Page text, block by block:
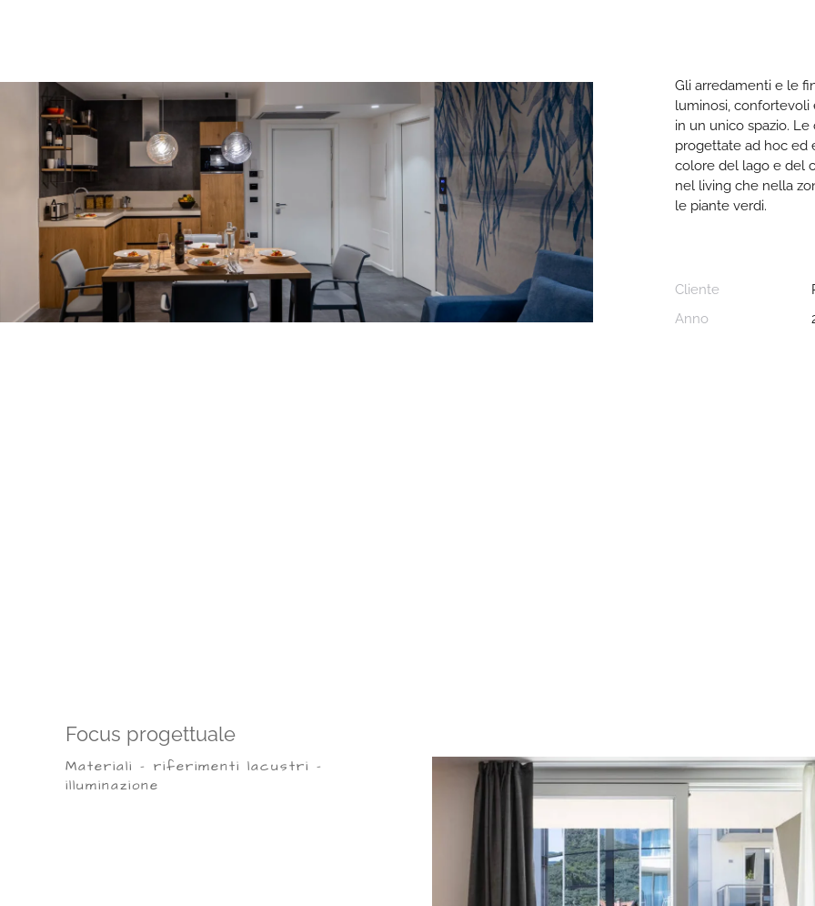
Gli arredamenti e le
luminosi, confortevoli
in un unico spazio.
progettate ad hoc ed
colore del lago e del
nel living che nella
le piante verdi.
Cliente
Anno
Focus progettuale
Materiali - riferimenti lacustri -
illuminazione